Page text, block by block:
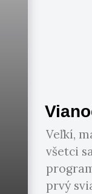
Veľkí,
všetci
prvý